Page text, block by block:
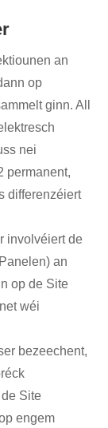
an
op
ginn. All
nei
permanent,
differenzéiert
involvéiert de
an
op de Site
wéi
bezeechent,
Site
engem